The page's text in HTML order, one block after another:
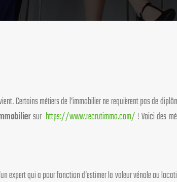
Certains métiers de l’immobilier ne requièrent pas de
sur https://www.recrutimmo.com/ ! Voici des
expert qui a pour fonction d’estimer la valeur vénale ou